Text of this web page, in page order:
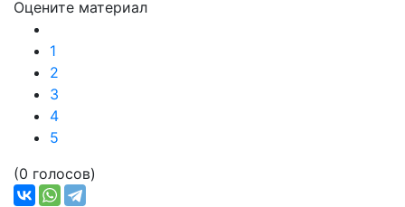
Оцените материал
1
2
3
4
5
(0 голосов)